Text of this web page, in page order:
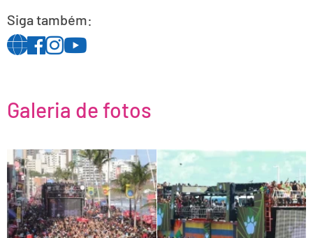
Siga também:
Galeria de fotos